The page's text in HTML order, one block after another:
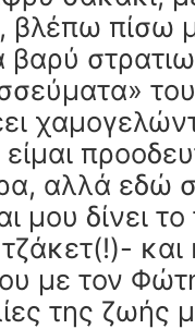
βλέπω πίσω
βαρύ
αλλά εδώ
μου δίνει
με τον
της ζωής